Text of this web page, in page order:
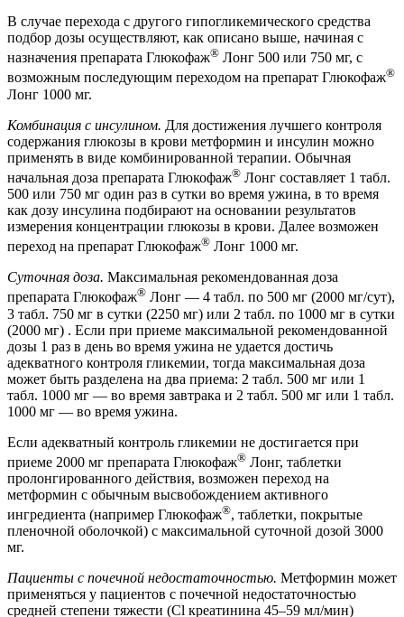
В случае перехода с другого гипогликемического средства
подбор дозы осуществляют, как описано выше, начиная с
назначения препарата Глюкофаж® Лонг 500 или 750 мг, с
возможным последующим переходом на препарат Глюкофаж®
Лонг 1000 мг.
Комбинация с инсулином. Для достижения лучшего контроля
содержания глюкозы в крови метформин и инсулин можно
применять в виде комбинированной терапии. Обычная
начальная доза препарата Глюкофаж® Лонг составляет 1 табл.
500 или 750 мг один раз в сутки во время ужина, в то время
как дозу инсулина подбирают на основании результатов
измерения концентрации глюкозы в крови. Далее возможен
переход на препарат Глюкофаж® Лонг 1000 мг.
Суточная доза. Максимальная рекомендованная доза
препарата Глюкофаж® Лонг — 4 табл. по 500 мг (2000 мг/сут),
3 табл. 750 мг в сутки (2250 мг) или 2 табл. по 1000 мг в сутки
(2000 мг) . Если при приеме максимальной рекомендованной
дозы 1 раз в день во время ужина не удается достичь
адекватного контроля гликемии, тогда максимальная доза
может быть разделена на два приема: 2 табл. 500 мг или 1
табл. 1000 мг — во время завтрака и 2 табл. 500 мг или 1 табл.
1000 мг — во время ужина.
Если адекватный контроль гликемии не достигается при
приеме 2000 мг препарата Глюкофаж® Лонг, таблетки
пролонгированного действия, возможен переход на
метформин с обычным высвобождением активного
ингредиента (например Глюкофаж®, таблетки, покрытые
пленочной оболочкой) с максимальной суточной дозой 3000
мг.
Пациенты с почечной недостаточностью. Метформин может
применяться у пациентов с почечной недостаточностью
средней степени тяжести (Cl креатинина 45–59 мл/мин)